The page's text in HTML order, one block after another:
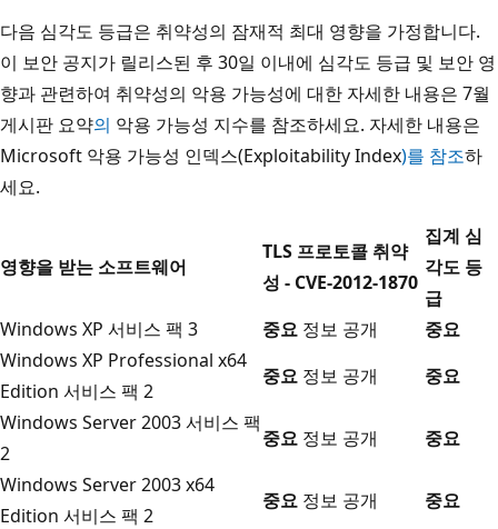
다음 심각도 등급은 취약성의 잠재적 최대 영향을 가정합니다.
이 보안 공지가 릴리스된 후 30일 이내에 심각도 등급 및 보안 영
향과 관련하여 취약성의 악용 가능성에 대한 자세한 내용은 7월
게시판 요약의 악용 가능성 지수를 참조하세요. 자세한 내용은
Microsoft 악용 가능성 인덱스(Exploitability Index)를 참조하
세요.
영향을 받는 소프트웨어
TLS 프로토콜 취약
성 - CVE-2012-1870
집계 심
각도 등
급
Windows XP 서비스 팩 3
중요 정보 공개
중요
Windows XP Professional x64
Edition 서비스 팩 2
중요 정보 공개
중요
Windows Server 2003 서비스 팩
2
중요 정보 공개
중요
Windows Server 2003 x64
Edition 서비스 팩 2
중요 정보 공개
중요